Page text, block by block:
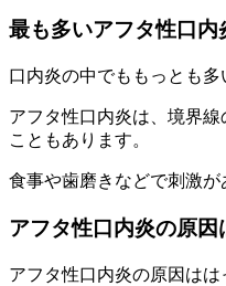
最も多いアフタ性口内
口内炎の中でももっとも多
アフタ性口内炎は、境界
こともあります。
食事や歯磨きなどで刺激が
アフタ性口内炎の原因
アフタ性口内炎の原因は